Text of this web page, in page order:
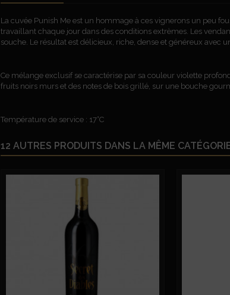
La cuvée Punish Me est un hommage à ces vignerons un peu
travaillant chaque jour dans des conditions extrèmes. Les
souche. Le résultat est délicieux, riche, dense et généreux avec
Ce mélange exclusif se caractérise par sa couleur violette
fruits noirs murs et des notes de bois grillé, sur une bouche
Température de service : 17°C
12 AUTRES PRODUITS DANS LA MÊME